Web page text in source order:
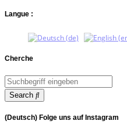
Langue :
Cherche
Search
(Deutsch) Folge uns auf Instagram